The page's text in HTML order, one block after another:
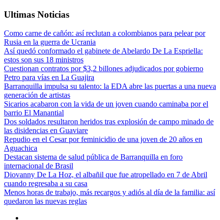
Ultimas Noticias
Como carne de cañón: así reclutan a colombianos para pelear por
Rusia en la guerra de Ucrania
Así quedó conformado el gabinete de Abelardo De La Espriella:
estos son sus 18 ministros
Cuestionan contratos por $3,2 billones adjudicados por gobierno
Petro para vías en La Guajira
Barranquilla impulsa su talento: la EDA abre las puertas a una nueva
generación de artistas
Sicarios acabaron con la vida de un joven cuando caminaba por el
barrio El Manantial
Dos soldados resultaron heridos tras explosión de campo minado de
las disidencias en Guaviare
Repudio en el Cesar por feminicidio de una joven de 20 años en
Aguachica
Destacan sistema de salud pública de Barranquilla en foro
internacional de Brasil
Diovanny De La Hoz, el albañil que fue atropellado en 7 de Abril
cuando regresaba a su casa
Menos horas de trabajo, más recargos y adiós al día de la familia: así
quedaron las nuevas reglas